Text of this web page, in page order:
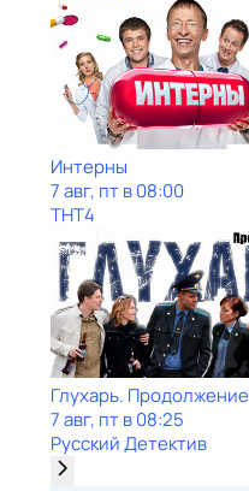
Интерны
7 авг, пт в 08:00
ТНТ4
Глухарь. Продолжение
7 авг, пт в 08:25
Русский Детектив